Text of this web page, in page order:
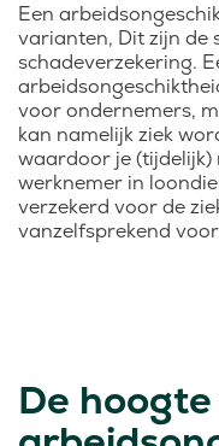
Een
varianten, Dit zijn de
schadeverzekering.
voor ondernemers,
kan namelijk ziek
waardoor je (tijdelijk)
werknemer in
verzekerd voor de
vanzelfsprekend
De